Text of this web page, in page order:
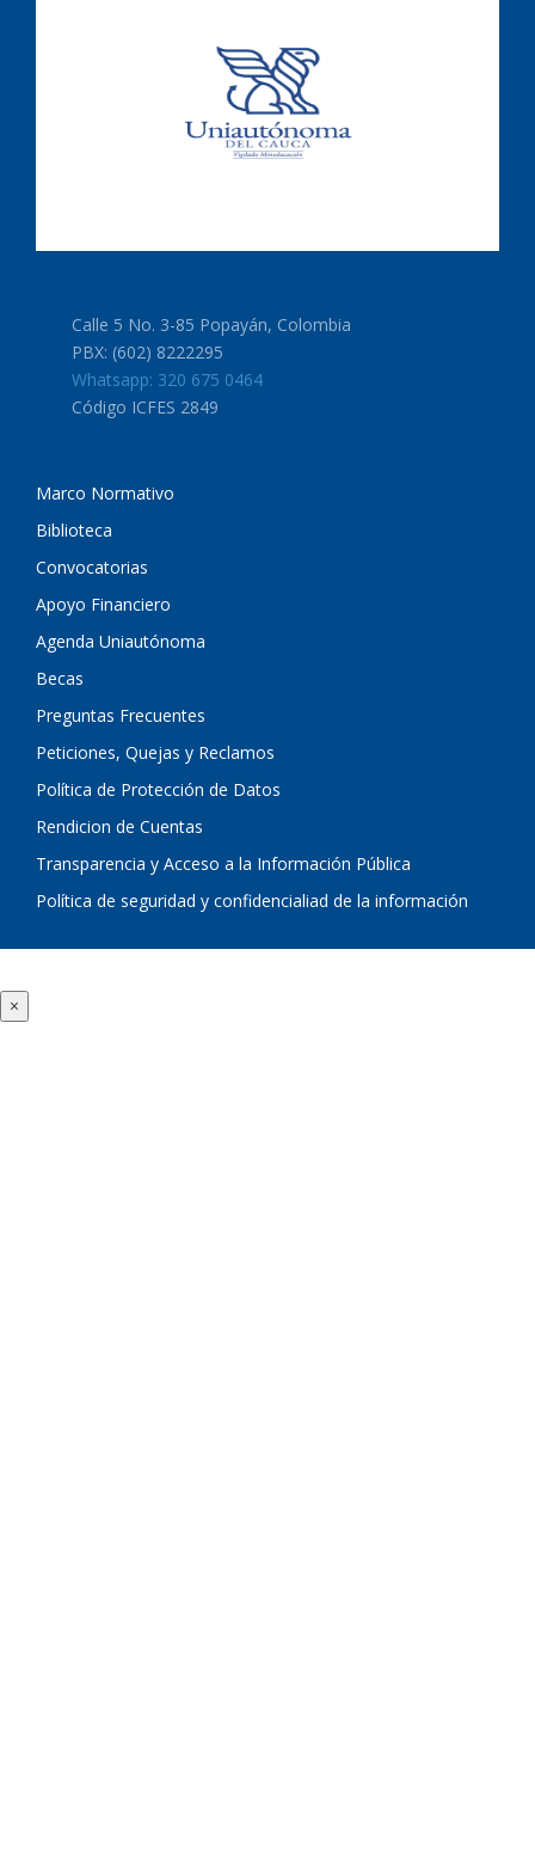
Calle 5 No. 3-85 Popayán, Colombia
PBX: (602) 8222295
Whatsapp: 320 675 0464
Código ICFES 2849
Marco Normativo
Biblioteca
Convocatorias
Apoyo Financiero
Agenda Uniautónoma
Becas
Preguntas Frecuentes
Peticiones, Quejas y Reclamos
Política de Protección de Datos
Rendicion de Cuentas
Transparencia y Acceso a la Información Pública
Política de seguridad y confidencialiad de la información
×